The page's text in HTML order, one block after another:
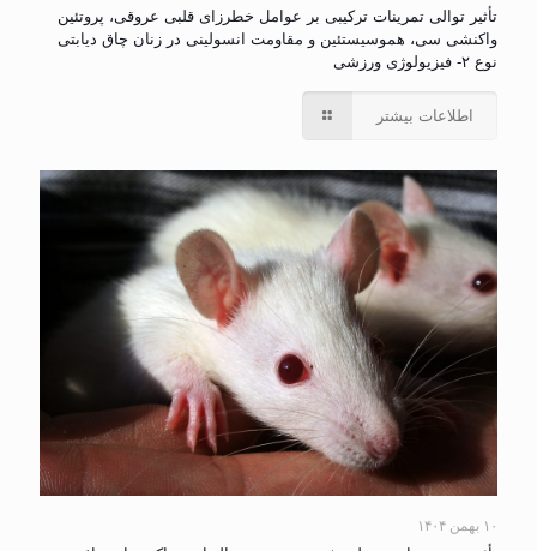
تأثیر توالی تمرینات ترکیبی بر عوامل خطرزای قلبی عروقی، پروتئین
واکنشی سی، هموسیستئین و مقاومت انسولینی در زنان چاق دیابتی
نوع ۲- فیزیولوژی ورزشی
اطلاعات بیشتر
۱۰ بهمن ۱۴۰۴